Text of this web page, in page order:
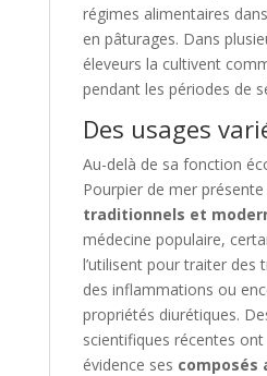
régimes alimentaires
en pâturages. Dans
éleveurs la cultivent
pendant les périodes de
Des usages
Au-delà de sa fonction
Pourpier de mer présente
traditionnels et
médecine populaire,
l’utilisent pour traiter des
des inflammations ou
propriétés diurétiques.
scientifiques récentes
évidence ses composés